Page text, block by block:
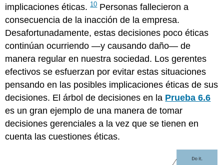
implicaciones éticas.10Personas fallecieron a
consecuencia de la inacción de la empresa.
Desafortunadamente, estas decisiones poco éticas
continúan ocurriendo —y causando daño— de
manera regular en nuestra sociedad. Los gerentes
efectivos se esfuerzan por evitar estas situaciones
pensando en las posibles implicaciones éticas de sus
decisiones. El árbol de decisiones en la Prueba 6.6
es un gran ejemplo de una manera de tomar
decisiones gerenciales a la vez que se tienen en
cuenta las cuestiones éticas.